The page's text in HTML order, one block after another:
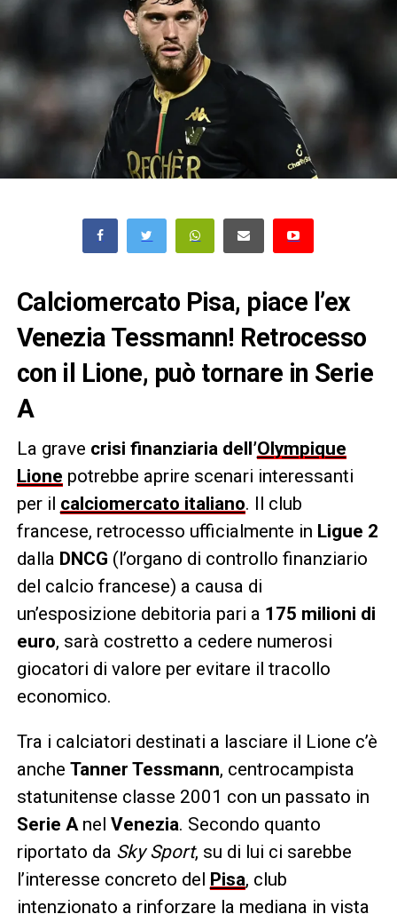
Calciomercato Pisa, piace l’ex
Venezia Tessmann! Retrocesso
con il Lione, può tornare in Serie
A
La grave crisi finanziaria dell’Olympique
Lione potrebbe aprire scenari interessanti
per il calciomercato italiano. Il club
francese, retrocesso ufficialmente in Ligue 2
dalla DNCG (l’organo di controllo finanziario
del calcio francese) a causa di
un’esposizione debitoria pari a 175 milioni di
euro, sarà costretto a cedere numerosi
giocatori di valore per evitare il tracollo
economico.
Tra i calciatori destinati a lasciare il Lione c’è
anche Tanner Tessmann, centrocampista
statunitense classe 2001 con un passato in
Serie Anel Venezia. Secondo quanto
riportato da Sky Sport, su di lui ci sarebbe
l’interesse concreto del Pisa, club
intenzionato a rinforzare la mediana in vista